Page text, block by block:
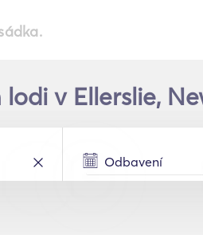
lodi v Ellerslie,